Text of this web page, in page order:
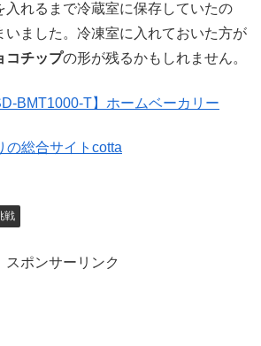
入れるまで冷蔵室に保存していたの
いました。冷凍室に入れておいた方が
コチップの形が残るかもしれません。
BMT1000-T】ホームベーカリー
総合サイトcotta
戦
スポンサーリンク